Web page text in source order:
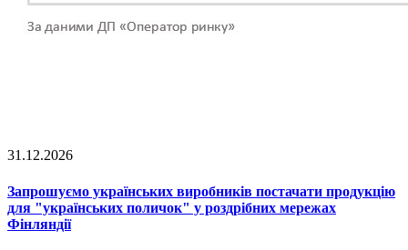
31.12.2026
Запрошуємо українських виробників постачати продукцію
для "українських поличок" у роздрібних мережах
Фінляндії